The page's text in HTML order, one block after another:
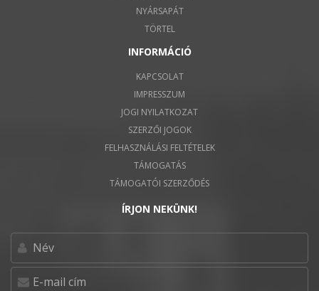
NYÁRSAPÁT
TÖRTEL
INFORMÁCIÓ
KAPCSOLAT
IMPRESSZUM
JOGI NYILATKOZAT
SZERZŐI JOGOK
FELHASZNÁLÁSI FELTÉTELEK
TÁMOGATÁS
TÁMOGATÓI SZERZŐDÉS
ÍRJON NEKÜNK!